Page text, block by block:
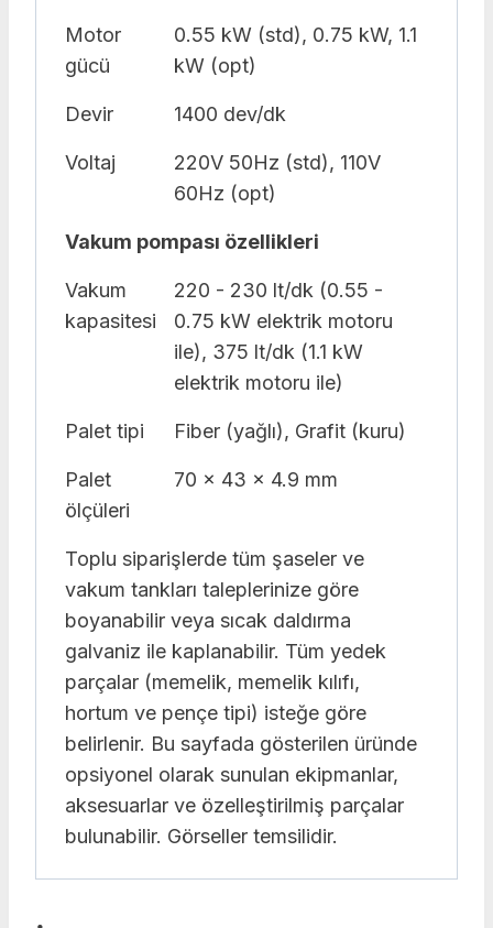
Motor
gücü
0.55 kW (std), 0.75 kW, 1.1
kW (opt)
Devir 1400 dev/dk
Voltaj
220V 50Hz (std), 110V
60Hz (opt)
Vakum pompası özellikleri
Vakum
kapasitesi
220 - 230 lt/dk (0.55 -
0.75 kW elektrik motoru
ile), 375 lt/dk (1.1 kW
elektrik motoru ile)
Palet tipi Fiber (yağlı), Grafit (kuru)
Palet
ölçüleri
70 x 43 x 4.9 mm
Toplu siparişlerde tüm şaseler ve
vakum tankları taleplerinize göre
boyanabilir veya sıcak daldırma
galvaniz ile kaplanabilir. Tüm yedek
parçalar (memelik, memelik kılıfı,
hortum ve pençe tipi) isteğe göre
belirlenir. Bu sayfada gösterilen üründe
opsiyonel olarak sunulan ekipmanlar,
aksesuarlar ve özelleştirilmiş parçalar
bulunabilir. Görseller temsilidir.